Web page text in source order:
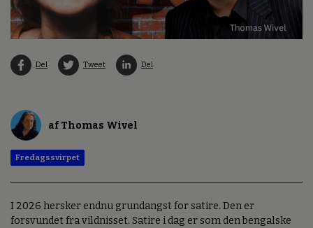
Del Tweet Del
af Thomas Wivel
Fredagssvirpet
I 2026 hersker endnu grundangst for satire. Den er
forsvundet fra vildnisset. Satire i dag er som den bengalske